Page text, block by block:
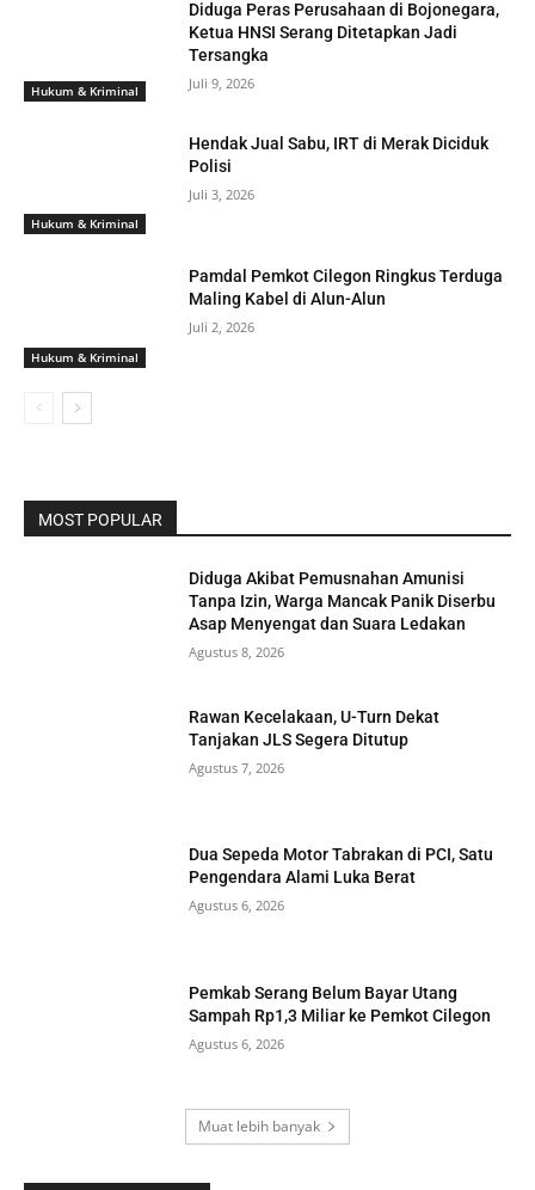
Hukum & Kriminal
Diduga Peras Perusahaan di Bojonegara,
Ketua HNSI Serang Ditetapkan Jadi
Tersangka
Juli 9, 2026
Hukum & Kriminal
Hendak Jual Sabu, IRT di Merak Diciduk
Polisi
Juli 3, 2026
Hukum & Kriminal
Pamdal Pemkot Cilegon Ringkus Terduga
Maling Kabel di Alun-Alun
Juli 2, 2026
MOST POPULAR
Diduga Akibat Pemusnahan Amunisi
Tanpa Izin, Warga Mancak Panik Diserbu
Asap Menyengat dan Suara Ledakan
Agustus 8, 2026
Rawan Kecelakaan, U-Turn Dekat
Tanjakan JLS Segera Ditutup
Agustus 7, 2026
Dua Sepeda Motor Tabrakan di PCI, Satu
Pengendara Alami Luka Berat
Agustus 6, 2026
Pemkab Serang Belum Bayar Utang
Sampah Rp1,3 Miliar ke Pemkot Cilegon
Agustus 6, 2026
Muat lebih banyak